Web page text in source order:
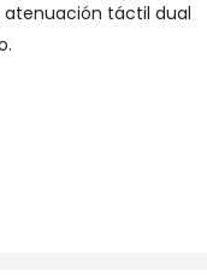
táctil dual